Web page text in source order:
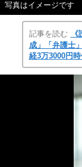
写真はイメージです
記事を読む
成」「弁護士
経3万3000円